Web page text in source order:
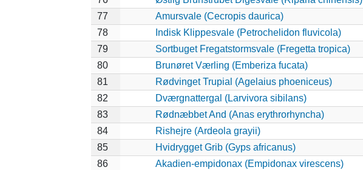
77
Amursvale (Cecropis daurica)
78
Indisk Klippesvale (Petrochelidon fluvicola)
79
Sortbuget Fregatstormsvale (Fregetta tropica)
80
Brunøret Værling (Emberiza fucata)
81
Rødvinget Trupial (Agelaius phoeniceus)
82
Dværgnattergal (Larvivora sibilans)
83
Rødnæbbet And (Anas erythrorhyncha)
84
Rishejre (Ardeola grayii)
85
Hvidrygget Grib (Gyps africanus)
86
Akadien-empidonax (Empidonax virescens)